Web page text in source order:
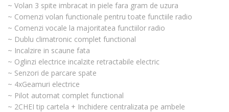
~ Volan 3 spite imbracat in piele fara gram de uzura
~ Comenzi volan functionale pentru toate functiile radio
~ Comenzi vocale la majoritatea functiilor radio
~ Dublu climatronic complet functional
~ Incalzire in scaune fata
~ Oglinzi electrice incalzite retractabile electric
~ Senzori de parcare spate
~ 4xGeamuri electrice
~ Pilot automat complet functional
~ 2CHEI tip cartela + Inchidere centralizata pe ambele